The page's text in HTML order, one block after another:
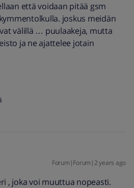
että voidaan pitää gsm
joskus meidän
välillä … puulaakeja, mutta
ja ne ajattelee jotain
Forum|Forum|2 years ago
, joka voi muuttua nopeasti.